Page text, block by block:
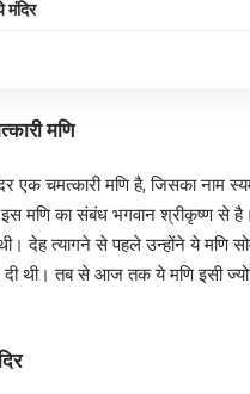
मंदिर
मणि
एक चमत्कारी मणि है, जिसका नाम
मणि का संबंध भगवान श्रीकृष्ण से
देह त्यागने से पहले उन्होंने ये मणि
दी थी। तब से आज तक ये मणि इसी